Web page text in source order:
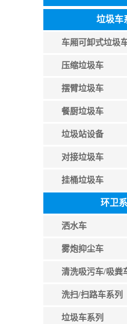
垃圾车
车厢可卸式垃圾
压缩垃圾车
摆臂垃圾车
餐厨垃圾车
垃圾站设备
对接垃圾车
挂桶垃圾车
环卫
洒水车
雾炮抑尘车
清洗吸污车/吸粪
洗扫/扫路车系列
垃圾车系列